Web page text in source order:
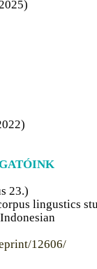
23.)
lingustics
12606/